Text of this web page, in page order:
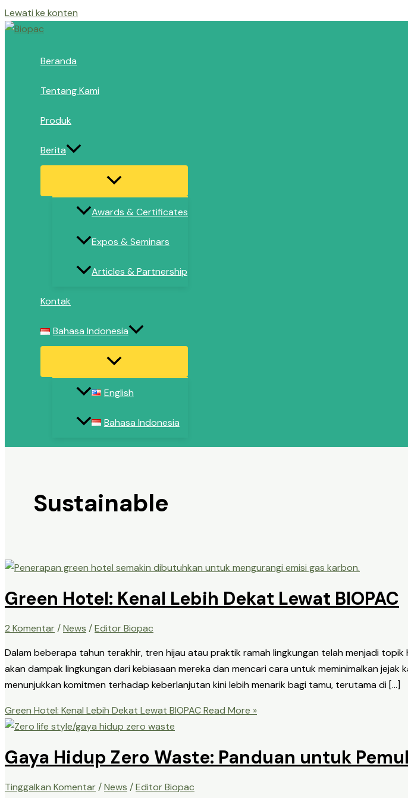
Lewati ke konten
Beranda
Tentang Kami
Produk
Berita
Awards & Certificates
Expos & Seminars
Articles & Partnership
Kontak
Bahasa Indonesia
English
Bahasa Indonesia
Sustainable
Green Hotel: Kenal Lebih Dekat Lewat BIOPAC
2 Komentar/News /Editor Biopac
Dalam beberapa tahun terakhir, tren hijau atau praktik ramah lingkungan telah menjadi
akan dampak lingkungan dari kebiasaan mereka dan mencari cara untuk meminimalkan
menunjukkan komitmen terhadap keberlanjutan kini lebih menarik bagi tamu, terutama di […]
Green Hotel: Kenal Lebih Dekat Lewat BIOPACRead More »
Gaya Hidup Zero Waste: Panduan untuk
Tinggalkan Komentar /News /Editor Biopac